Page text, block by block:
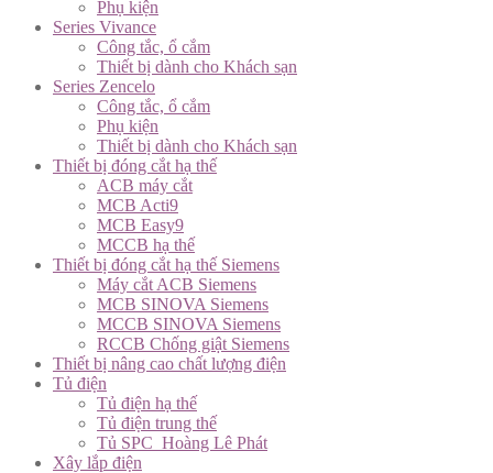
Phụ kiện
Series Vivance
Công tắc, ổ cắm
Thiết bị dành cho Khách sạn
Series Zencelo
Công tắc, ổ cắm
Phụ kiện
Thiết bị dành cho Khách sạn
Thiết bị đóng cắt hạ thế
ACB máy cắt
MCB Acti9
MCB Easy9
MCCB hạ thế
Thiết bị đóng cắt hạ thế Siemens
Máy cắt ACB Siemens
MCB SINOVA Siemens
MCCB SINOVA Siemens
RCCB Chống giật Siemens
Thiết bị nâng cao chất lượng điện
Tủ điện
Tủ điện hạ thế
Tủ điện trung thế
Tủ SPC_Hoàng Lê Phát
Xây lắp điện